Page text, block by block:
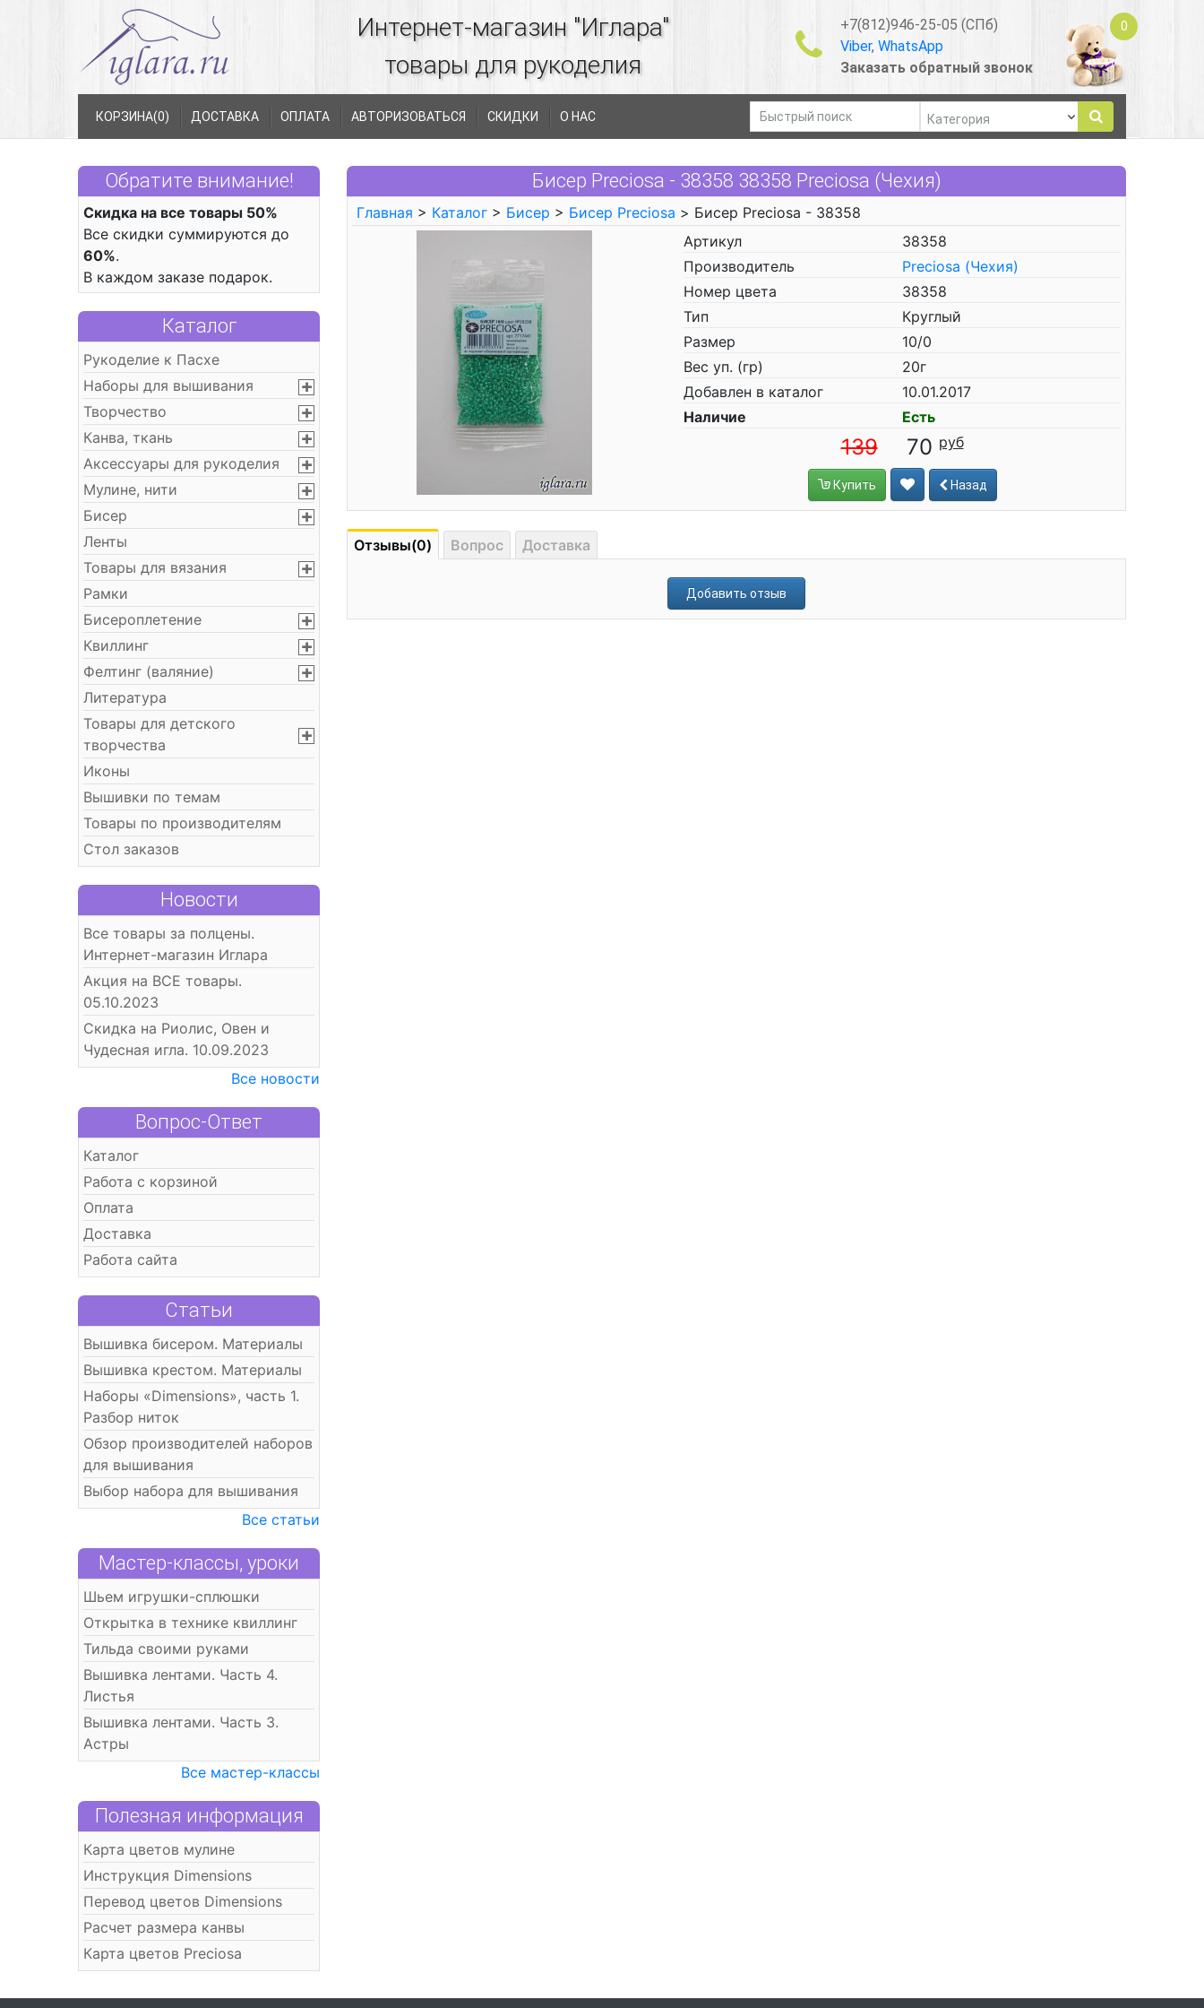
Интернет-магазин "Иглара"
товары для рукоделия
+7(812)946-25-05 (СПб)
Viber, WhatsApp
Заказать обратный звонок
0
КОРЗИНА(0) ДОСТАВКА ОПЛАТА АВТОРИЗОВАТЬСЯ СКИДКИ О НАС
Обратите внимание!
Скидка на все товары 50%
Все скидки суммируются до
60%.
В каждом заказе подарок.
Каталог
Рукоделие к Пасхе
Наборы для вышивания
Творчество
Канва, ткань
Аксессуары для рукоделия
Мулине, нити
Бисер
Ленты
Товары для вязания
Рамки
Бисероплетение
Квиллинг
Фелтинг (валяние)
Литература
Товары для детского
творчества
Иконы
Вышивки по темам
Товары по производителям
Стол заказов
Новости
Все товары за полцены.
Интернет-магазин Иглара
Акция на ВСЕ товары.
05.10.2023
Скидка на Риолис, Овен и
Чудесная игла. 10.09.2023
Все новости
Вопрос-Ответ
Каталог
Работа с корзиной
Оплата
Доставка
Работа сайта
Статьи
Вышивка бисером. Материалы
Вышивка крестом. Материалы
Наборы «Dimensions», часть 1.
Разбор ниток
Обзор производителей наборов
для вышивания
Выбор набора для вышивания
Все статьи
Мастер-классы, уроки
Шьем игрушки-сплюшки
Открытка в технике квиллинг
Тильда своими руками
Вышивка лентами. Часть 4.
Листья
Вышивка лентами. Часть 3.
Астры
Все мастер-классы
Полезная информация
Карта цветов мулине
Инструкция Dimensions
Перевод цветов Dimensions
Расчет размера канвы
Карта цветов Preciosa
Бисер Preciosa - 38358 38358 Preciosa (Чехия)
Главная > Каталог > Бисер > Бисер Preciosa > Бисер Preciosa - 38358
Артикул
38358
Производитель
Preciosa (Чехия)
Номер цвета
38358
Тип
Круглый
Размер
10/0
Вес уп. (гр)
20г
Добавлен в каталог
10.01.2017
Наличие
Есть
139 70
Купить Назад
Отзывы(0) Вопрос Доставка
Добавить отзыв